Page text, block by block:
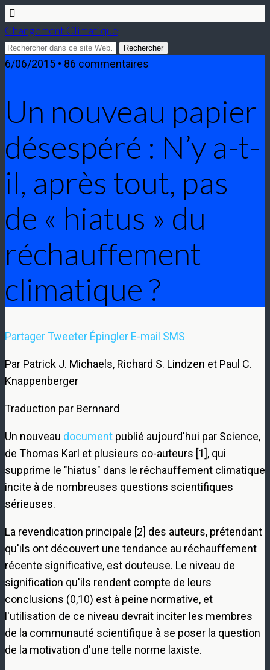
Changement Climatique
6/06/2015 • 86 commentaires
Un nouveau papier
désespéré : N’y a-t-
il, après tout, pas
de « hiatus » du
réchauffement
climatique ?
Partager Tweeter Épingler E-mail SMS
Par Patrick J. Michaels, Richard S. Lindzen et Paul C.
Knappenberger
Traduction par Bernnard
Un nouveau document publié aujourd'hui par Science,
de Thomas Karl et plusieurs co-auteurs [1], qui
supprime le "hiatus" dans le réchauffement climatique
incite à de nombreuses questions scientifiques
sérieuses.
La revendication principale [2] des auteurs, prétendant
qu'ils ont découvert une tendance au réchauffement
récente significative, est douteuse. Le niveau de
signification qu'ils rendent compte de leurs
conclusions (0,10) est à peine normative, et
l'utilisation de ce niveau devrait inciter les membres
de la communauté scientifique à se poser la question
de la motivation d'une telle norme laxiste.